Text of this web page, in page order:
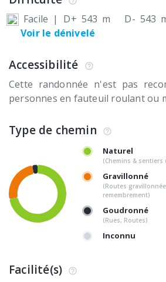
Facile | D+ 543 m D- 543
Voir le dénivelé
Accessibilité
Cette randonnée n'est pas
personnes en fauteuil roulant ou
Type de chemin
Naturel
(Chemins & sentiers
Gravillonné
(Routes
remembrement)
Goudronné
(Rues, Routes)
Inconnu
Facilité(s)